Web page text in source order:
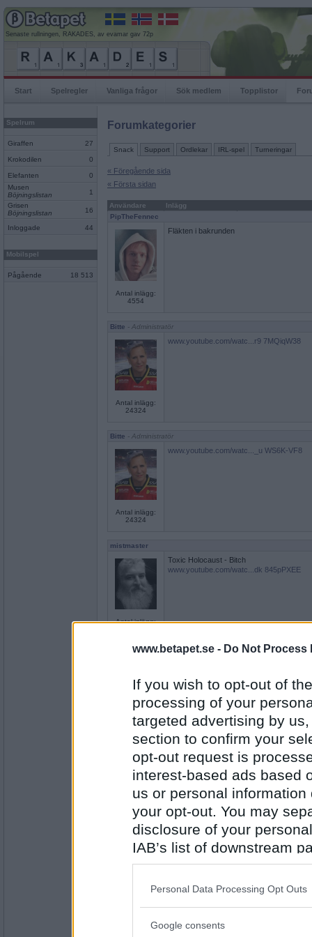
www.betapet.se - Do Not Process
If you wish to opt-out of
processing of your
targeted advertising by
section to confirm your
opt-out request is
interest-based ads based
us or personal
your opt-out. You may
disclosure of your
IAB’s list of downstream
also be disclosed by us
Downstream Participants
Please note that this
Personal Data Processing Opt Outs
Google consents
Senaste rullningen, RAKADES, av evamar gav 72p
Start Spelregler Vanliga frågor Sök medlem Topplistor
Spelrum
Giraffen 27
Krokodilen 0
Elefanten
0
Musen
Böjningslistan
1
Grisen
Böjningslistan
16
Inloggade 44
Mobilspel
Pågående 18 513
Forumkategorier
Snack Support Ordlekar IRL-spel Turneringar
« Föregående sida
« Första sidan
Användare
Inlägg
PipTheFennec
Antal inlägg:
4554
Fläkten i bakrunden
Bitte - Administratör
Antal inlägg:
24324
www.youtube.com/watc...r9 7MQiqW38
Bitte - Administratör
Antal inlägg:
24324
www.youtube.com/watc..._u WS6K-VF8
mistmaster
Antal inlägg:
Toxic Holocaust - Bitch
www.youtube.com/watc...dk 845pPXEE
Solna111
Antal inlägg: 309
lovesun
Antal inlägg:
1285
Vovvens gulliga snarkningar
www.youtube.com/watc...z9 uAOM4DHo